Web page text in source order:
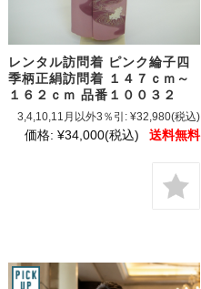
レンタル訪問着 ピンク綸子四
季柄正絹訪問着 １４７ｃｍ～
１６２ｃｍ 品番１００３２
3,4,10,11月以外3％引: ¥32,980(税込)
価格: ¥34,000(税込) 送料無料